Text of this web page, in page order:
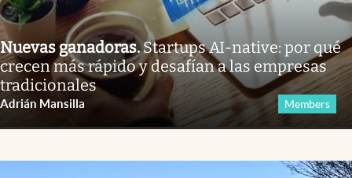
Nuevas ganadoras.Startups AI-native: por qué
crecen más rápido y desafían a las empresas
tradicionales
Adrián Mansilla Members